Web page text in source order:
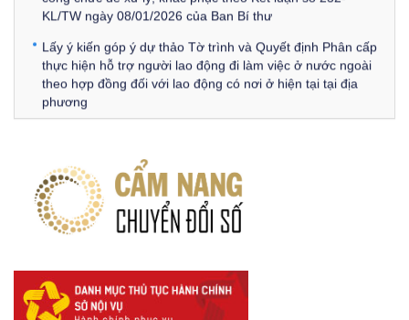
KL/TW ngày 08/01/2026 của Ban Bí thư
Lấy ý kiến góp ý dự thảo Tờ trình và Quyết định Phân cấp
thực hiện hỗ trợ người lao động đi làm việc ở nước ngoài
theo hợp đồng đối với lao động có nơi ở hiện tại tại địa
phương
địa bàn tỉnh Đắk Lắk theo trình tự, thủ tục rút gọn trong
xây dựng, ban hành văn bản quy phạm pháp luật
Góp ý dự thảo Thông tư quy định nghiệp vụ lưu trữ tài liệu
lưu trữ số:
Lấy ý kiến dự thảo Quyết định quy phạm pháp luật quy
định về thành lập, tổ chức và hoạt động của tổ chức phối